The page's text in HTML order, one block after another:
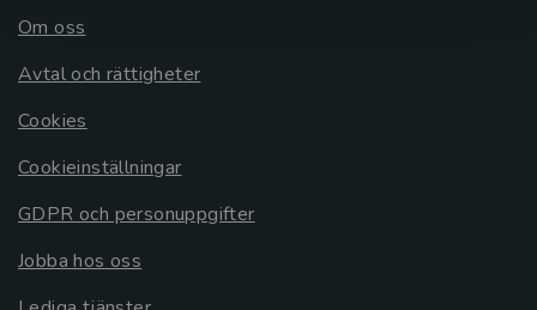
Om oss
Avtal och rättigheter
Cookies
Cookieinställningar
GDPR och personuppgifter
Jobba hos oss